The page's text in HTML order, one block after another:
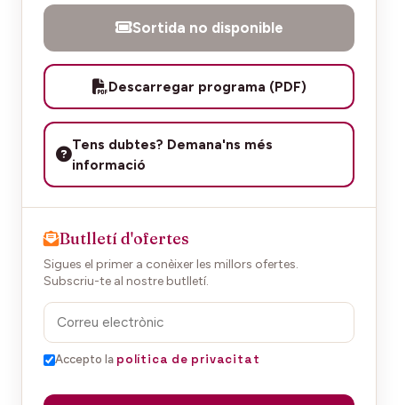
Sortida no disponible
Descarregar programa (PDF)
Tens dubtes? Demana'ns més
informació
Butlletí d'ofertes
Sigues el primer a conèixer les millors ofertes.
Subscriu-te al nostre butlletí.
Accepto la política de privacitat